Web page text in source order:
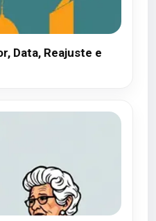
Data, Reajuste e